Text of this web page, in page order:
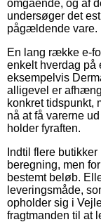
omgående, og af
undersøger det
pågældende vare.
En lang række e-
enkelt hverdag på
eksempelvis
alligevel er
konkret tidspunkt,
nå at få varerne
holder fyraften.
Indtil flere
beregning, men
bestemt beløb.
leveringsmåde,
opholder sig i
fragtmanden til at